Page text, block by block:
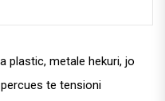
plastic, metale hekuri, jo
te tensioni